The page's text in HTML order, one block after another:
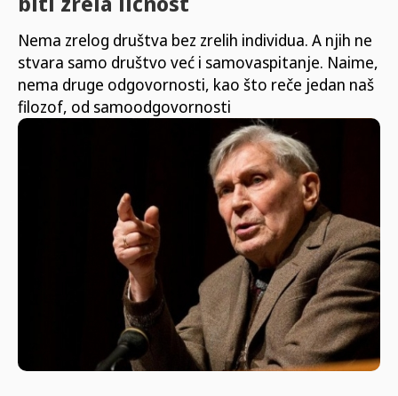
Nema zrelog društva bez zrelih individua. A njih ne
stvara samo društvo već i samovaspitanje. Naime,
nema druge odgovornosti, kao što reče jedan naš
filozof, od samoodgovornosti